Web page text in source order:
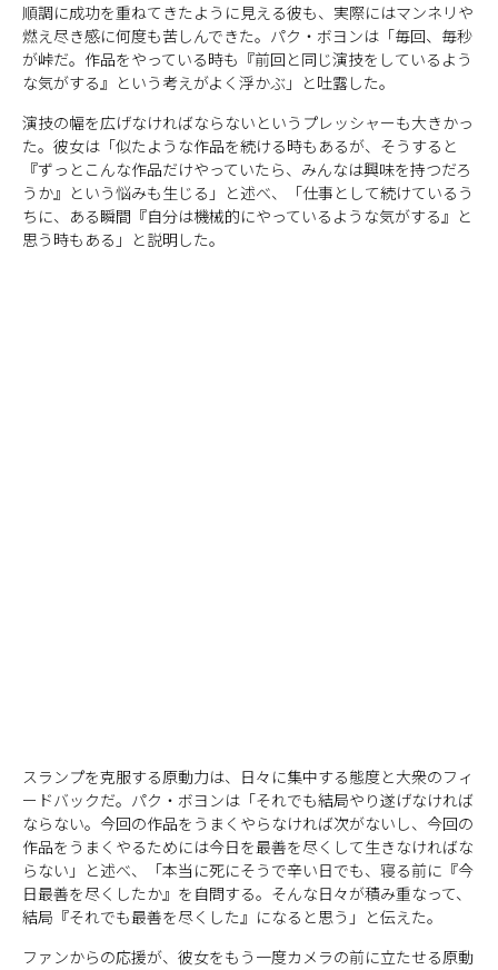
順調に成功を重ねてきたように見える彼も、実際にはマンネリや
燃え尽き感に何度も苦しんできた。パク・ボヨンは「毎回、毎秒
が峠だ。作品をやっている時も『前回と同じ演技をしているよう
な気がする』という考えがよく浮かぶ」と吐露した。
演技の幅を広げなければならないというプレッシャーも大きかっ
た。彼女は「似たような作品を続ける時もあるが、そうすると
『ずっとこんな作品だけやっていたら、みんなは興味を持つだろ
うか』という悩みも生じる」と述べ、「仕事として続けているう
ちに、ある瞬間『自分は機械的にやっているような気がする』と
思う時もある」と説明した。
スランプを克服する原動力は、日々に集中する態度と大衆のフィ
ードバックだ。パク・ボヨンは「それでも結局やり遂げなければ
ならない。今回の作品をうまくやらなければ次がないし、今回の
作品をうまくやるためには今日を最善を尽くして生きなければな
らない」と述べ、「本当に死にそうで辛い日でも、寝る前に『今
日最善を尽くしたか』を自問する。そんな日々が積み重なって、
結局『それでも最善を尽くした』になると思う」と伝えた。
ファンからの応援が、彼女をもう一度カメラの前に立たせる原動